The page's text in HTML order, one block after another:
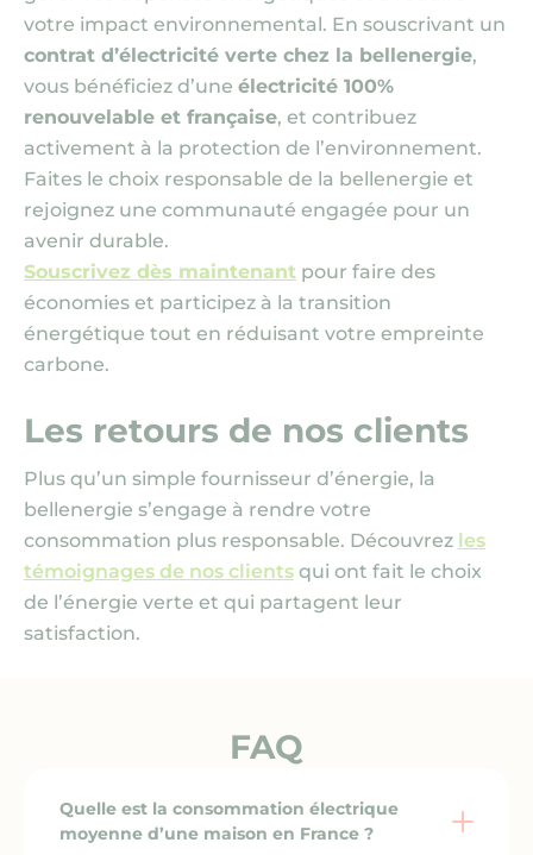
votre impact environnemental. En souscrivant un
contrat d’électricité verte chez la bellenergie,
vous bénéficiez d’une électricité 100%
renouvelable et française, et contribuez
activement à la protection de l’environnement.
Faites le choix responsable de la bellenergie et
rejoignez une communauté engagée pour un
avenir durable.
Souscrivez dès maintenant pour faire des
économies et participez à la transition
énergétique tout en réduisant votre empreinte
carbone.
Les retours de nos clients
Plus qu’un simple fournisseur d’énergie, la
bellenergie s’engage à rendre votre
consommation plus responsable. Découvrez les
témoignages de nos clients qui ont fait le choix
de l’énergie verte et qui partagent leur
satisfaction.
FAQ
Quelle est la consommation électrique
moyenne d’une maison en France ?